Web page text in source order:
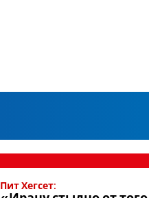
Пит Хегсет: